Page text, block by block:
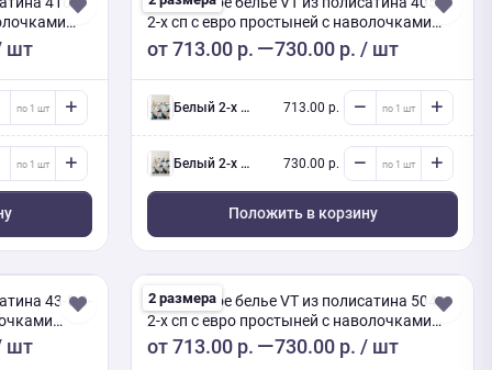
шт
2-х сп с евро простыней с наволочками
70х70
от713.00 р. 730.00 р. / шт
белый 2-х сп евро (Люкс) с нав. 713.00 р.
белый 2-х сп евро (Люкс) с нав. 730.00 р.
Положить в корзину
43-8 2-
шт
2 размера
Постельное белье VT из полисатина 5044
2-х сп с евро простыней с наволочками
50х70
от713.00 р. 730.00 р. / шт